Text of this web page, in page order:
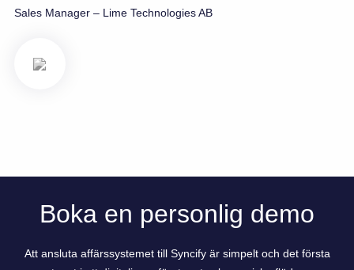
Sales Manager – Lime Technologies AB
Boka en personlig demo
Att ansluta affärssystemet till Syncify är simpelt och det första